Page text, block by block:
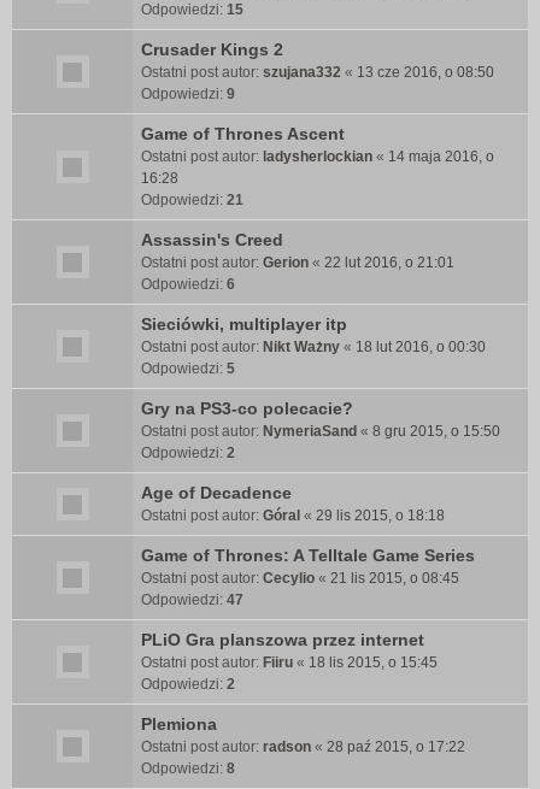
Odpowiedzi: 15
Crusader Kings 2
Ostatni post autor: szujana332 « 13 cze 2016, o 08:50
Odpowiedzi: 9
Game of Thrones Ascent
Ostatni post autor: ladysherlockian « 14 maja 2016, o
16:28
Odpowiedzi: 21
Assassin's Creed
Ostatni post autor: Gerion « 22 lut 2016, o 21:01
Odpowiedzi: 6
Sieciówki, multiplayer itp
Ostatni post autor: Nikt Ważny « 18 lut 2016, o 00:30
Odpowiedzi: 5
Gry na PS3-co polecacie?
Ostatni post autor: NymeriaSand « 8 gru 2015, o 15:50
Odpowiedzi: 2
Age of Decadence
Ostatni post autor: Góral « 29 lis 2015, o 18:18
Game of Thrones: A Telltale Game Series
Ostatni post autor: Cecylio « 21 lis 2015, o 08:45
Odpowiedzi: 47
PLiO Gra planszowa przez internet
Ostatni post autor: Fiiru « 18 lis 2015, o 15:45
Odpowiedzi: 2
Plemiona
Ostatni post autor: radson « 28 paź 2015, o 17:22
Odpowiedzi: 8